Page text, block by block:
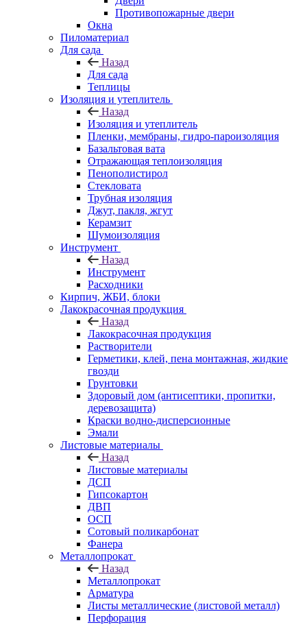
Противопожарные двери
Окна
Пиломатериал
Для сада
Назад
Для сада
Теплицы
Изоляция и утеплитель
Назад
Изоляция и утеплитель
Пленки, мембраны, гидро-пароизоляция
Базальтовая вата
Отражающая теплоизоляция
Пенополистирол
Стекловата
Трубная изоляция
Джут, пакля, жгут
Керамзит
Шумоизоляция
Инструмент
Назад
Инструмент
Расходники
Кирпич, ЖБИ, блоки
Лакокрасочная продукция
Назад
Лакокрасочная продукция
Растворители
Герметики, клей, пена монтажная, жидкие
гвозди
Грунтовки
Здоровый дом (антисептики, пропитки,
деревозащита)
Краски водно-дисперсионные
Эмали
Листовые материалы
Назад
Листовые материалы
ДСП
Гипсокартон
ДВП
ОСП
Сотовый поликарбонат
Фанера
Металлопрокат
Назад
Металлопрокат
Арматура
Листы металлические (листовой металл)
Перфорация